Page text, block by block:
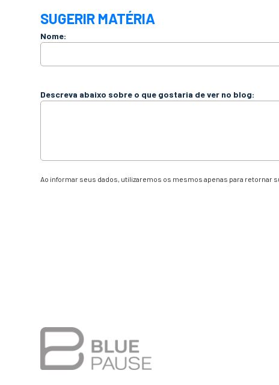
SUGERIR MATÉRIA
Nome:
Descreva abaixo sobre o que gostaria de ver no blog:
Ao informar seus dados, utilizaremos os mesmos apenas para retornar